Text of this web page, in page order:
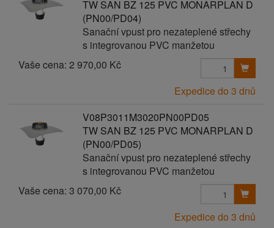
TW SAN BZ 125 PVC MONARPLAN D
(PN00/PD04)
Sanační vpust pro nezateplené střechy
s integrovanou PVC manžetou
Vaše cena: 2 970,00 Kč
Expedice do 3 dnů
V08P3011M3020PN00PD05
TW SAN BZ 125 PVC MONARPLAN D
(PN00/PD05)
Sanační vpust pro nezateplené střechy
s integrovanou PVC manžetou
Vaše cena: 3 070,00 Kč
Expedice do 3 dnů